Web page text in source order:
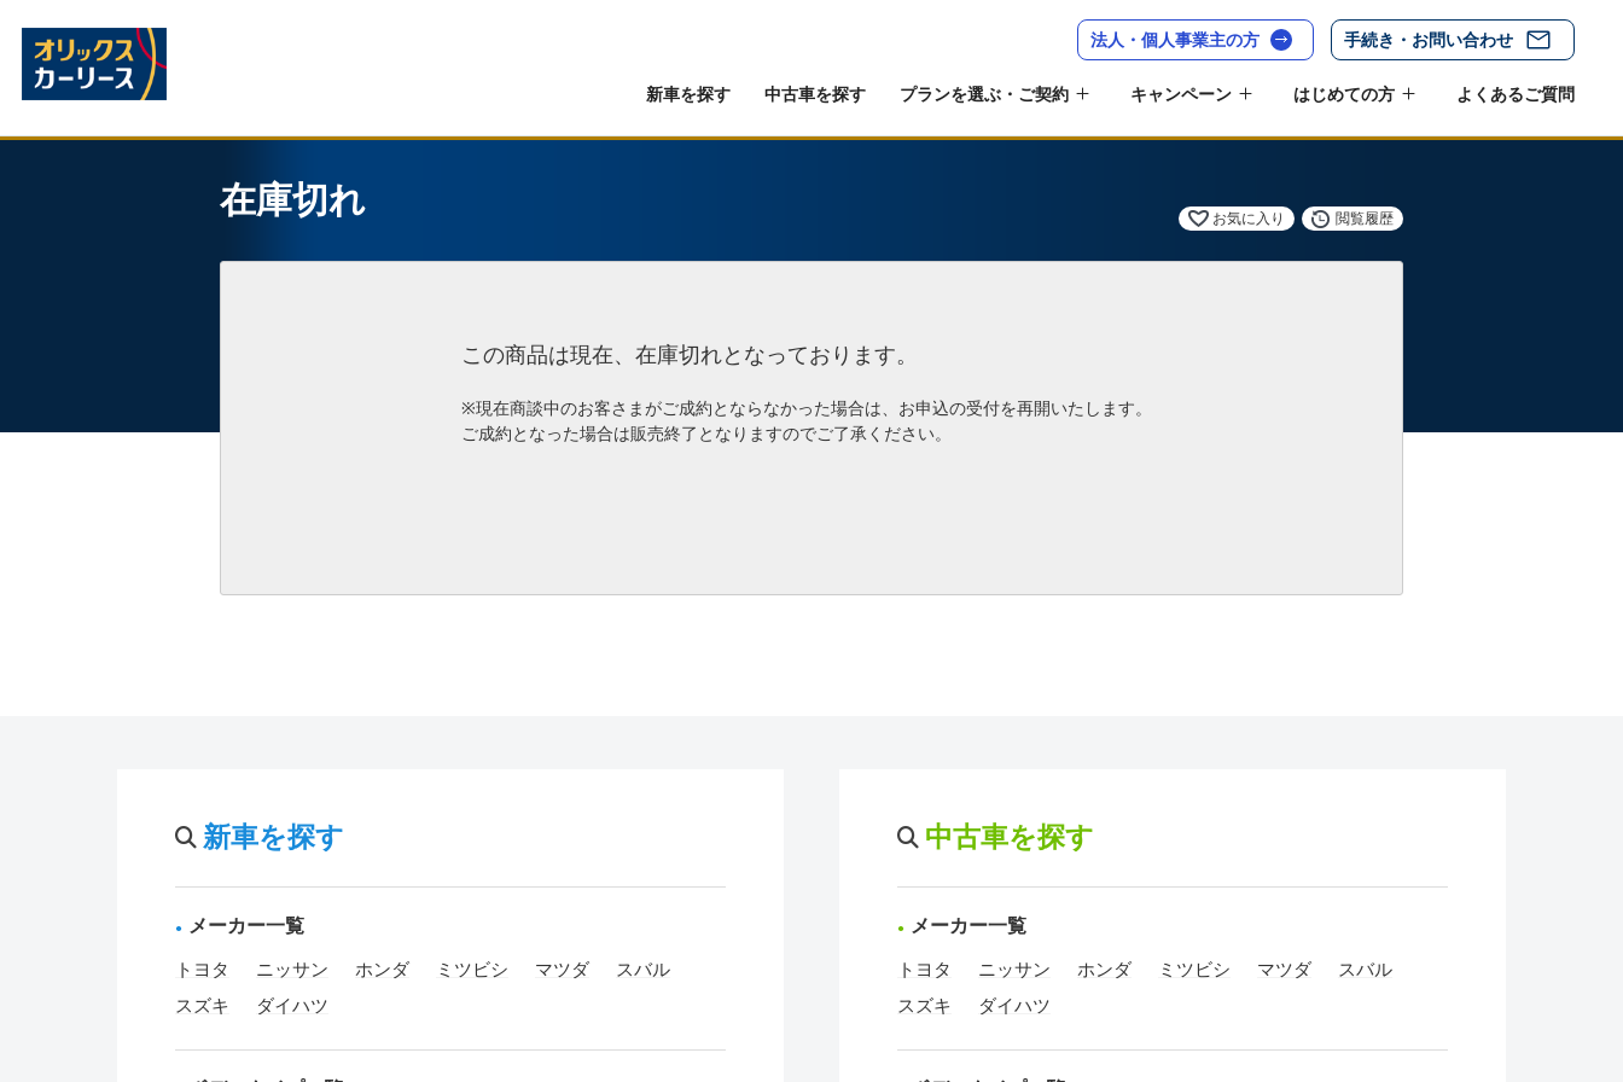
法人・個人事業主の方 手続き・お問い合わせ
新車を探す 中古車を探す プランを選ぶ・ご契約 キャンペーン はじめての方 よくあるご質問
在庫切れ お気に入り 閲覧履歴
この商品は現在、在庫切れとなっております。
※現在商談中のお客さまがご成約とならなかった場合は、お申込の受付を再開いたします。
ご成約となった場合は販売終了となりますのでご了承ください。
新車を探す
メーカー一覧
トヨタ ニッサン ホンダ ミツビシ マツダ
スバル
スズキ
ダイハツ
中古車を探す
メーカー一覧
トヨタ ニッサン ホンダ ミツビシ マツダ
スバル
スズキ
ダイハツ